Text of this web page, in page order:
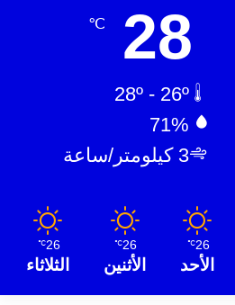
28
℃
71%
3 كيلومتر/ساعة
26
℃
الأحد
26
℃
الأثنين
26
℃
الثلاثاء